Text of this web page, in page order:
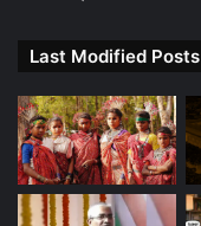
Last Modified Posts